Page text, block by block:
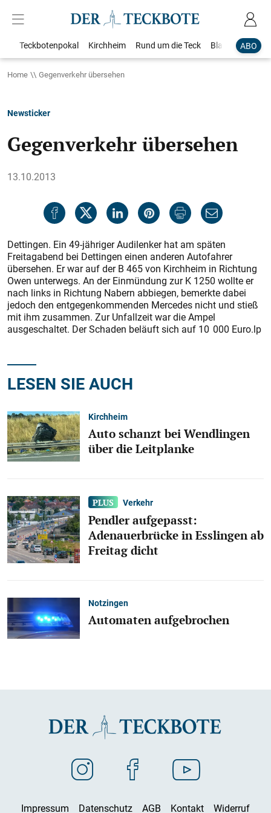
ABO
Teckbotenpokal Kirchheim Rund um die Teck Blaulicht
Home Gegenverkehr übersehen
Newsticker
Gegenverkehr übersehen
13.10.2013
Dettingen. Ein 49-jähriger Audilenker hat am späten
Freitagabend bei Dettingen einen anderen Autofahrer
übersehen. Er war auf der B 465 von Kirchheim in Richtung
Owen unterwegs. An der Einmündung zur K 1250 wollte er
nach links in Richtung Nabern abbiegen, bemerkte dabei
jedoch den entgegenkommenden Mercedes nicht und stieß
mit ihm zusammen. Zur Unfallzeit war die Ampel
ausgeschaltet. Der Schaden beläuft sich auf 10 000 Euro.lp
LESEN SIE AUCH
Kirchheim
Auto schanzt bei Wendlingen
über die Leitplanke
Verkehr
Pendler aufgepasst:
Adenauerbrücke in Esslingen ab
Freitag dicht
Notzingen
Automaten aufgebrochen
Impressum Datenschutz AGB Kontakt Widerruf